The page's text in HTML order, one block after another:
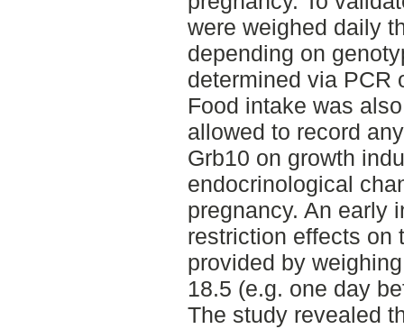
were weighed daily
depending on
determined via PCR
Food intake was
allowed to record
Grb10 on growth
endocrinological
pregnancy. An early
restriction effects on
provided by
18.5 (e.g. one day
The study revealed